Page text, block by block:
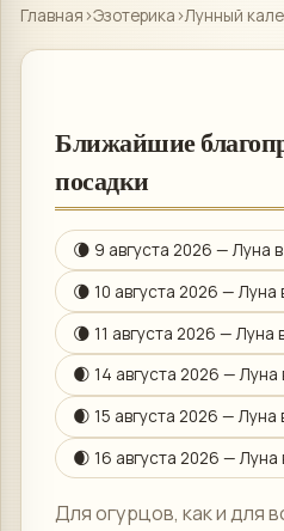
Главная ›Эзотерика ›Лунный
Ближайшие
посадки
🌘 9 августа 2026 — Луна в
🌘 10 августа 2026 — Луна
🌘 11 августа 2026 — Луна
🌒 14 августа 2026 — Луна
🌒 15 августа 2026 — Луна
🌒 16 августа 2026 — Луна
Для огурцов, как и для